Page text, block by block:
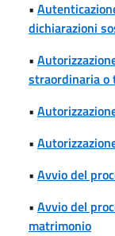
•
dichiarazioni
•
straordinaria o
•
•
• Avvio del
• Avvio del
matrimonio